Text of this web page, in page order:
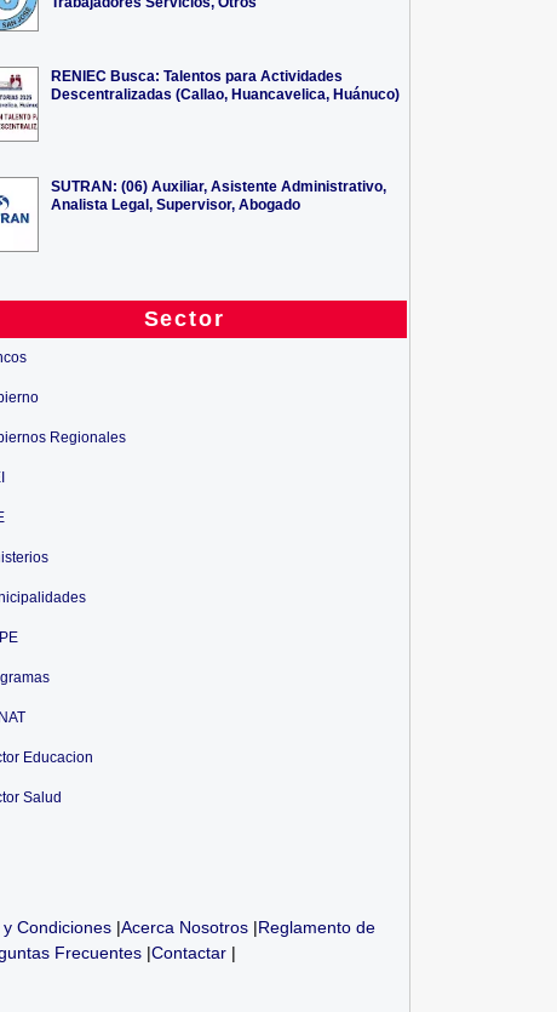
Asistente Administrativo
ONPE ERM-2026: (70)
RENIEC Busca: Talentos para Actividades
Descentralizadas (Callao, Huancavelica, Huánuco)
SUTRAN: (06) Auxiliar, Asistente Administrativo,
Analista Legal, Supervisor, Abogado
Sector
Regionales
Educacion
Salud
Condiciones |Acerca Nosotros |Reglamento de
Frecuentes|Contactar|